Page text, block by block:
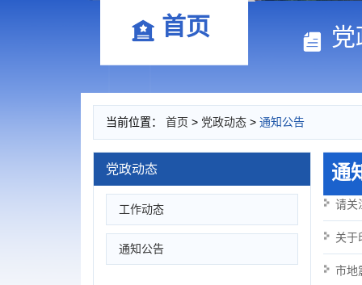
首页 党
当前位置： 首页 > 党政动态 > 通知公告
党政动态
工作动态
通知公告
通
请关
关于
市地